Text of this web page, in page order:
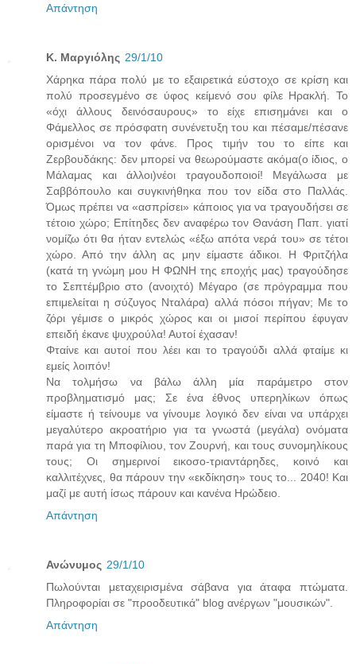
Απάντηση
Κ. Μαργιόλης 29/1/10
Χάρηκα πάρα πολύ με το εξαιρετικά εύστοχο σε κρίση και
πολύ προσεγμένο σε ύφος κείμενό σου φίλε Ηρακλή. Το
«όχι άλλους δεινόσαυρους» το είχε επισημάνει και ο
Φάμελλος σε πρόσφατη συνένετυξη του και πέσαμε/πέσανε
ορισμένοι να τον φάνε. Προς τιμήν του το είπε και
Ζερβουδάκης: δεν μπορεί να θεωρούμαστε ακόμα(ο ίδιος, ο
Μάλαμας και άλλοι)νέοι τραγουδοποιοί! Μεγάλωσα με
Σαββόπουλο και συγκινήθηκα που τον είδα στο Παλλάς.
Όμως πρέπει να «ασπρίσει» κάποιος για να τραγουδήσει σε
τέτοιο χώρο; Επίτηδες δεν αναφέρω τον Θανάση Παπ. γιατί
νομίζω ότι θα ήταν εντελώς «έξω απότα νερά του» σε τέτοι
χώρο. Από την άλλη ας μην είμαστε άδικοι. Η Φριτζήλα
(κατά τη γνώμη μου Η ΦΩΝΗ της εποχής μας) τραγούδησε
το Σεπτέμβριο στο (ανοιχτό) Μέγαρο (σε πρόγραμμα που
επιμελείται η σύζυγος Νταλάρα) αλλά πόσοι πήγαν; Με το
ζόρι γέμισε ο μικρός χώρος και οι μισοί περίπου έφυγαν
επειδή έκανε ψυχρούλα! Αυτοί έχασαν!
Φταίνε και αυτοί που λέει και το τραγούδι αλλά φταίμε κι
εμείς λοιπόν!
Να τολμήσω να βάλω άλλη μία παράμετρο στον
προβληματισμό μας; Σε ένα έθνος υπερηλίκων όπως
είμαστε ή τείνουμε να γίνουμε λογικό δεν είναι να υπάρχει
μεγαλύτερο ακροατήριο για τα γνωστά (μεγάλα) ονόματα
παρά για τη Μποφίλιου, τον Ζουρνή, και τους συνομηλίκους
τους; Οι σημερινοί εικοσο-τριαντάρηδες, κοινό και
καλλιτέχνες, θα πάρουν την «εκδίκηση» τους το... 2040! Και
μαζί με αυτή ίσως πάρουν και κανένα Ηρώδειο.
Απάντηση
Ανώνυμος 29/1/10
Πωλούνται μεταχειρισμένα σάβανα για άταφα πτώματα.
Πληροφορίαι σε "προοδευτικά" blog ανέργων "μουσικών".
Απάντηση